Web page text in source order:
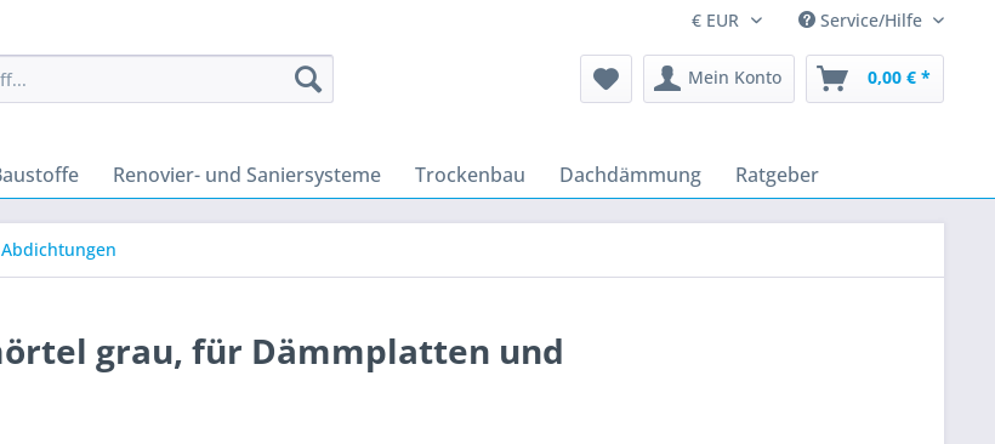
Service/Hilfe
Mein Konto 0,00 € *
Renovier- und Saniersysteme Trockenbau Dachdämmung Ratgeber
grau, für Dämmplatten und